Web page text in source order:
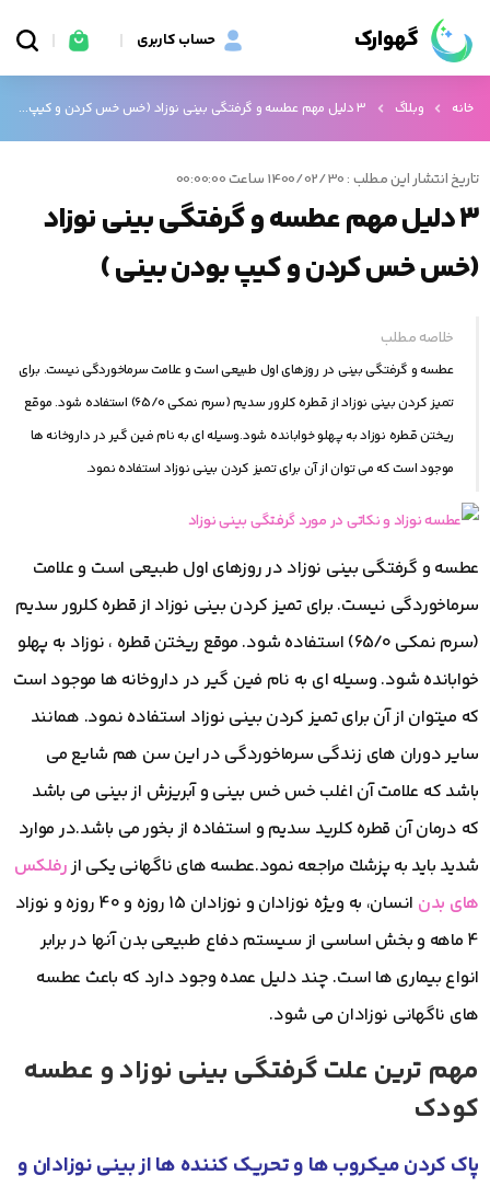
گهوارک حساب کاربری
خانه وبلاگ 3 دلیل مهم عطسه و گرفتگی بینی نوزاد (خس خس کردن و کیپ بودن بینی )
تاریخ انتشار این مطلب : 1400/02/30 ساعت 00:00:00
3 دلیل مهم عطسه و گرفتگی بینی نوزاد
(خس خس کردن و کیپ بودن بینی )
خلاصه مطلب
عطسه و گرفتگی بینی در روزهای اول طبیعی است و علامت سرماخوردگی نیست. برای
تمیز کردن بینی نوزاد از قطره کلرور سدیم (سرم نمکی 65/0) استفاده شود. موقع
ریختن قطره نوزاد به پهلو خوابانده شود.وسیله ای به نام فین گیر در داروخانه ها
موجود است که می توان از آن برای تمیز کردن بینی نوزاد استفاده نمود.
عطسه و گرفتگی بینی نوزاد در روزهای اول طبیعی است و علامت
سرماخوردگی نیست. برای تمیز کردن بینی نوزاد از قطره کلرور سدیم
(سرم نمکی 65/0) استفاده شود. موقع ریختن قطره ، نوزاد به پهلو
خوابانده شود. وسیله ای به نام فین گیر در داروخانه ها موجود است
که میتوان از آن برای تمیز کردن بینی نوزاد استفاده نمود. همانند
ساير دوران های زندگی سرماخوردگی در اين سن هم شايع می
باشد كه علامت آن اغلب خس خس بينی و آبريزش از بينی می باشد
كه درمان آن قطره كلريد سديم و استفاده از بخور می باشد.در موارد
شديد بايد به پزشك مراجعه نمود.عطسه های ناگهانی یکی ازرفلکس
های بدن
انسان، به ویژه نوزادان و نوزادان 15 روزه و 40 روزه و نوزاد
4 ماهه و بخش اساسی از سیستم دفاع طبیعی بدن آنها در برابر
انواع بیماری ها است. چند دلیل عمده وجود دارد که باعث عطسه
های ناگهانی نوزادان می شود.
مهم ترین علت گرفتگی بینی نوزاد و عطسه
کودک
پاک کردن میکروب ها و تحریک کننده ها از بینی نوزادان و